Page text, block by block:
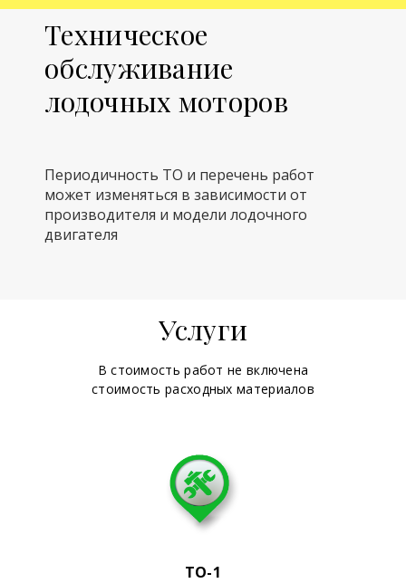
Техническое
обслуживание
лодочных моторов
Периодичность ТО и перечень работ
может изменяться в зависимости от
производителя и модели лодочного
двигателя
Услуги
В стоимость работ не включена
стоимость расходных материалов
ТО-1